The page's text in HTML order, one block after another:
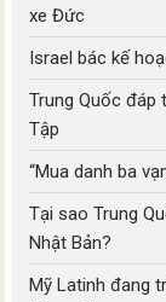
xe Đức
Israel bác kế
Trung Quốc đáp
Tập
“Mua danh ba
Tại sao Trung
Nhật Bản?
Mỹ Latinh đang